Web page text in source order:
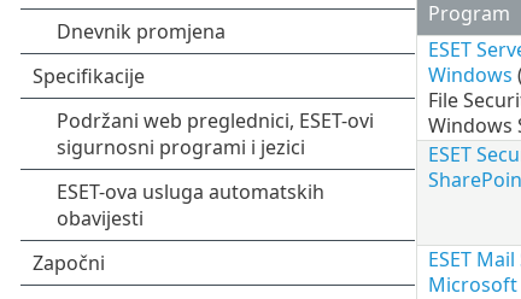
Program
ESET
Windows
File
Windows
ESET
ESET
Microsoft